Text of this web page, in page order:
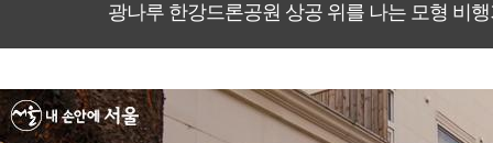
광나루 한강드론공원 상공 위를 나는 모형 비